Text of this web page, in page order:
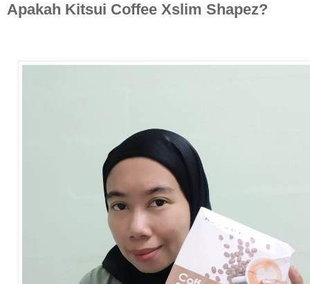
Apakah Kitsui Coffee Xslim Shapez?